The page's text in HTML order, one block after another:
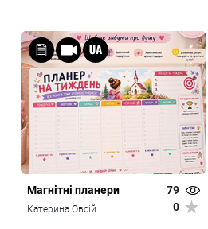
Магнітні планери
Катерина Овсій
79
0